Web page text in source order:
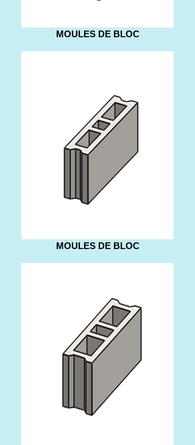
MOULES DE BLOC
MOULES DE BLOC